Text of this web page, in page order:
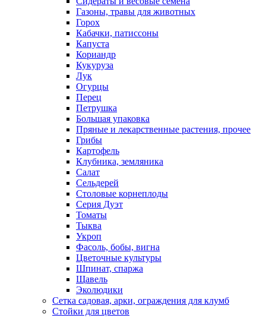
Газоны, травы для животных
Горох
Кабачки, патиссоны
Капуста
Кориандр
Кукуруза
Лук
Огурцы
Перец
Петрушка
Большая упаковка
Пряные и лекарственные растения, прочее
Грибы
Картофель
Клубника, земляника
Салат
Сельдерей
Столовые корнеплоды
Серия Дуэт
Томаты
Тыква
Укроп
Фасоль, бобы, вигна
Цветочные культуры
Шпинат, спаржа
Щавель
Эколюдики
Сетка садовая, арки, ограждения для клумб
Стойки для цветов